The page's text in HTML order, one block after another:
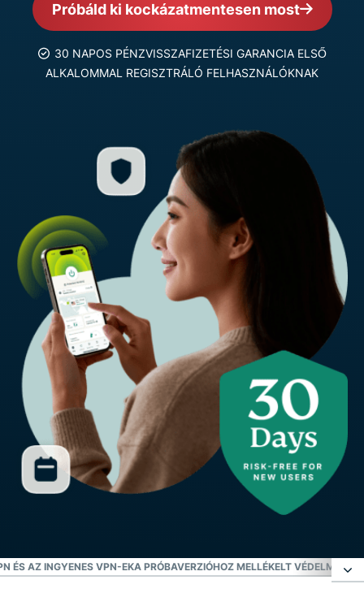
Próbáld ki kockázatmentesen most
30 NAPOS PÉNZVISSZAFIZETÉSI GARANCIA ELSŐ
ALKALOMMAL REGISZTRÁLÓ FELHASZNÁLÓKNAK
ÉS AZ INGYENES VPN-EKA PRÓBAVERZIÓHOZ MELLÉKELT VÉDELMI